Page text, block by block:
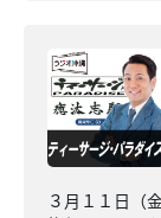
３月１１日（